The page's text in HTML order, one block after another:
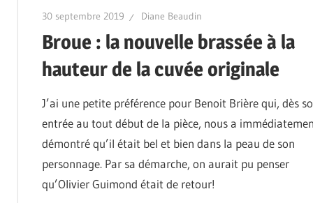
30 septembre 2019 Diane Beaudin
Broue : la nouvelle brassée à la
hauteur de la cuvée originale
J’ai une petite préférence pour Benoit Brière qui, dès
entrée au tout début de la pièce, nous a
démontré qu’il était bel et bien dans la peau de son
personnage. Par sa démarche, on aurait pu penser
qu’Olivier Guimond était de retour!